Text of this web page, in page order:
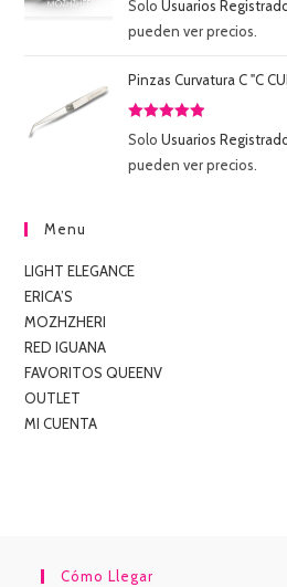
5
SoloUsuarios
pueden ver precios.
Pinzas Curvatura C "C
Valorado
5
SoloUsuarios
pueden ver precios.
Menu
LIGHT ELEGANCE
ERICA’S
MOZHZHERI
RED IGUANA
FAVORITOS QUEENV
OUTLET
MI CUENTA
Cómo Llegar